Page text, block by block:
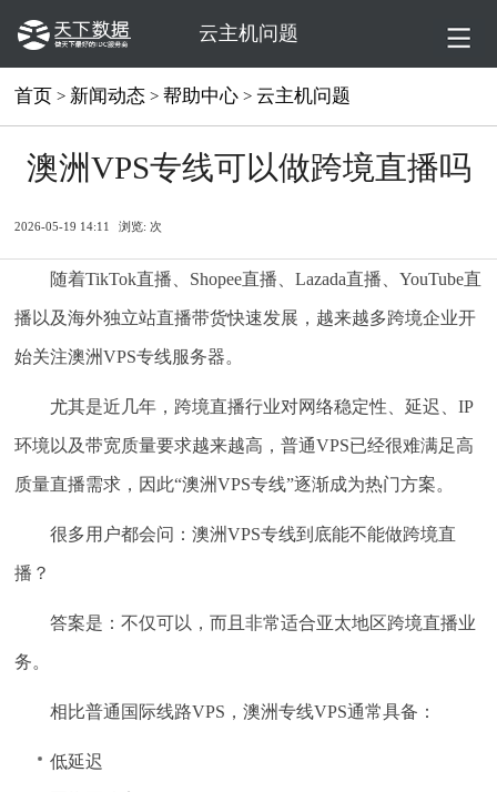
云主机问题
首页 > 新闻动态 >帮助中心 > 云主机问题
澳洲VPS专线可以做跨境直播吗
2026-05-19 14:11 浏览: 次
随着TikTok直播、Shopee直播、Lazada直播、YouTube直
播以及海外独立站直播带货快速发展，越来越多跨境企业开
始关注澳洲VPS专线服务器。
尤其是近几年，跨境直播行业对网络稳定性、延迟、IP
环境以及带宽质量要求越来越高，普通VPS已经很难满足高
质量直播需求，因此“澳洲VPS专线”逐渐成为热门方案。
很多用户都会问：澳洲VPS专线到底能不能做跨境直
播？
答案是：不仅可以，而且非常适合亚太地区跨境直播业
务。
相比普通国际线路VPS，澳洲专线VPS通常具备：
低延迟